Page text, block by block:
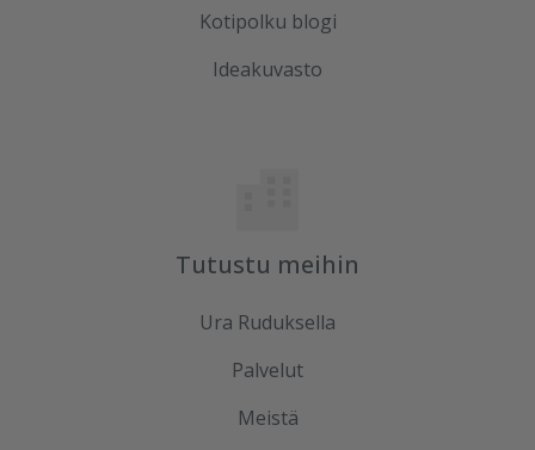
Kotipolku blogi
Ideakuvasto
Tutustu meihin
Ura Ruduksella
Palvelut
Meistä